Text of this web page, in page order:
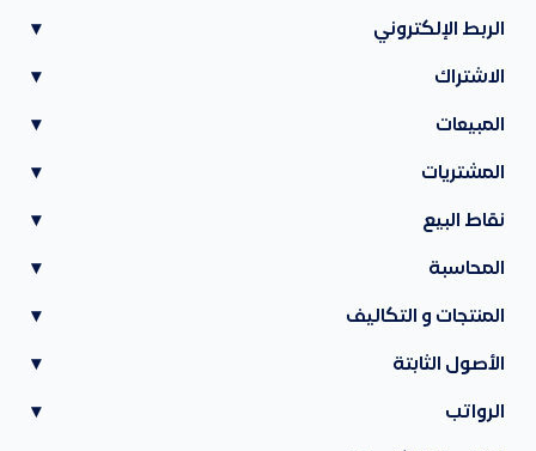
الربط الإلكتروني ▾
الاشتراك ▾
المبيعات ▾
المشتريات ▾
نقاط البيع ▾
المحاسبة ▾
المنتجات و التكاليف ▾
الأصول الثابتة ▾
الرواتب ▾